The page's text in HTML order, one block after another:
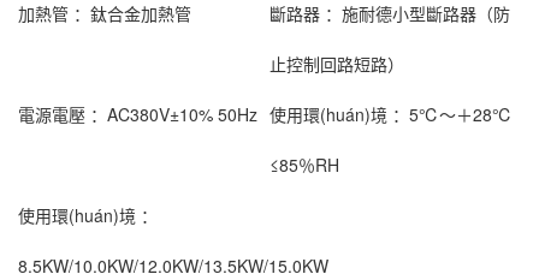
加熱管 ： 鈦合金加熱管 斷路器 ： 施耐德小型斷路器（防
止控制回路短路）
電源電壓 ： AC380V±10% 50Hz 使用環(huán)境 ： 5℃～＋28℃
≤85％RH
使用環(huán)境 ：
8.5KW/10.0KW/12.0KW/13.5KW/15.0KW